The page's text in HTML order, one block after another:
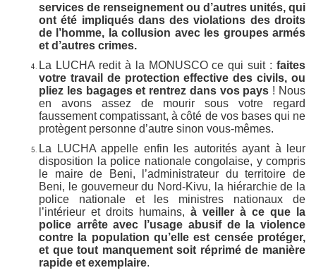
services de renseignement ou d’autres unités, qui
ont été impliqués dans des violations des droits
de l’homme, la collusion avec les groupes armés
et d’autres crimes.
La LUCHA redit à la MONUSCO ce qui suit : faites
votre travail de protection effective des civils, ou
pliez les bagages et rentrez dans vos pays ! Nous
en avons assez de mourir sous votre regard
faussement compatissant, à côté de vos bases qui ne
protègent personne d’autre sinon vous-mêmes.
La LUCHA appelle enfin les autorités ayant à leur
disposition la police nationale congolaise, y compris
le maire de Beni, l’administrateur du territoire de
Beni, le gouverneur du Nord-Kivu, la hiérarchie de la
police nationale et les ministres nationaux de
l’intérieur et droits humains, à veiller à ce que la
police arrête avec l’usage abusif de la violence
contre la population qu’elle est censée protéger,
et que tout manquement soit réprimé de manière
rapide et exemplaire.